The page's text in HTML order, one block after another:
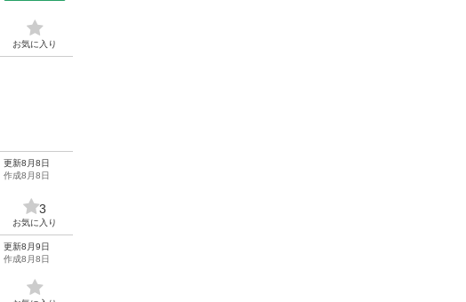
お気に入り
更新8月8日
作成8月8日
3
お気に入り
更新8月9日
作成8月8日